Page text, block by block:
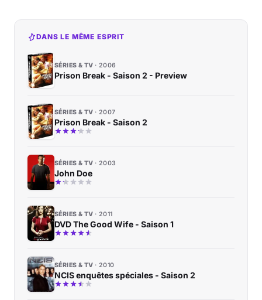
DANS LE MÊME ESPRIT
SÉRIES & TV 2006
Prison Break - Saison 2 - Preview
SÉRIES & TV 2007
Prison Break - Saison 2
SÉRIES & TV 2003
John Doe
SÉRIES & TV 2011
DVD The Good Wife - Saison 1
SÉRIES & TV 2010
NCIS enquêtes spéciales - Saison 2